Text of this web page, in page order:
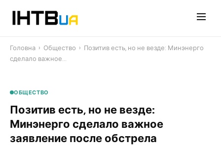
Головна › Общество › Позитив есть, но не везде: Минэнерго
сделало важное…
ОБЩЕСТВО
Позитив есть, но не везде:
Минэнерго сделало важное
заявление после обстрела